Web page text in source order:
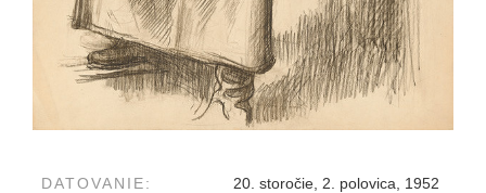
DATOVANIE: 20. storočie, 2. polovica, 1952